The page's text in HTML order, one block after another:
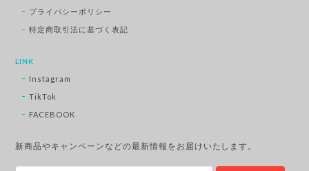
プライバシーポリシー
特定商取引法に基づく表記
LINK
Instagram
TikTok
FACEBOOK
新商品やキャンペーンなどの最新情報をお届けいたします。